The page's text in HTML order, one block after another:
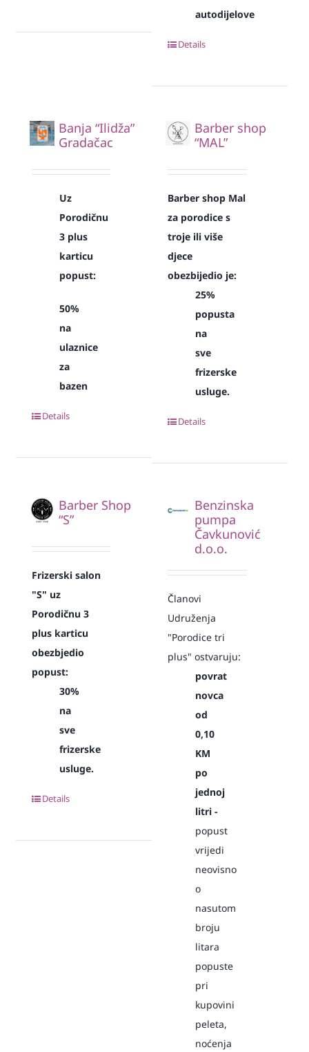
autodijelove
Details
Banja “Ilidža”
Gradačac
Uz
Porodičnu
3 plus
karticu
popust:
50%
na
ulaznice
za
bazen
Details
Barber shop
“MAL”
Barber shop Mal
za porodice s
troje ili više
djece
obezbijedio je:
25%
popusta
na
sve
frizerske
usluge.
Details
Barber Shop
“S”
Frizerski salon
"S" uz
Porodičnu 3
plus karticu
obezbjedio
popust:
30%
na
sve
frizerske
usluge.
Details
Benzinska
pumpa
Čavkunović
d.o.o.
Članovi
Udruženja
"Porodice tri
plus" ostvaruju:
povrat
novca
od
0,10
KM
po
jednoj
litri -
popust
vrijedi
neovisno
o
nasutom
broju
litara
popuste
pri
kupovini
peleta,
noćenja